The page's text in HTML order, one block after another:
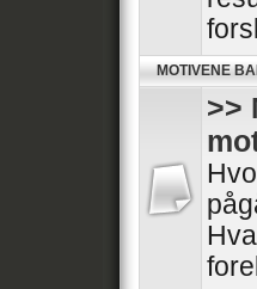
MOTIVENE
>>